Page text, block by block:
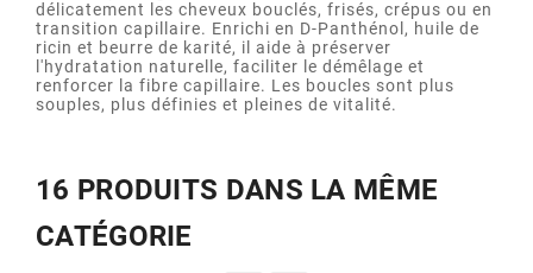
délicatement les cheveux bouclés, frisés, crépus ou en
transition capillaire. Enrichi en D-Panthénol, huile de
ricin et beurre de karité, il aide à préserver
l'hydratation naturelle, faciliter le démêlage et
renforcer la fibre capillaire. Les boucles sont plus
souples, plus définies et pleines de vitalité.
16 PRODUITS DANS LA MÊME
CATÉGORIE